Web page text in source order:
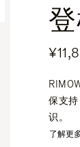
保支
识。
了解更